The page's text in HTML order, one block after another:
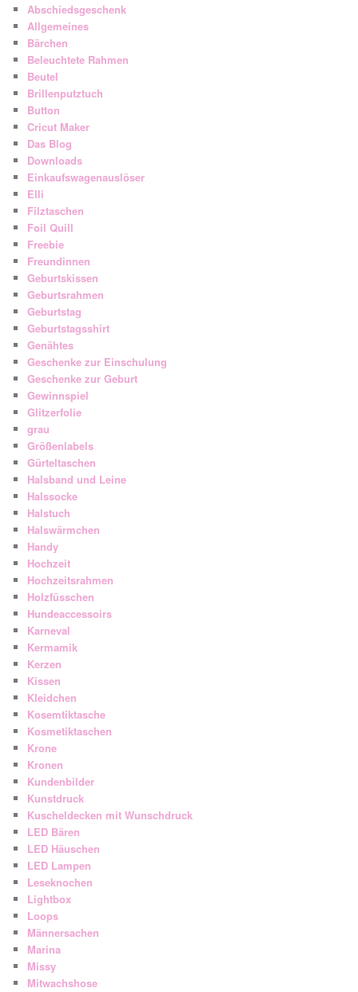
Abschiedsgeschenk
Allgemeines
Bärchen
Beleuchtete Rahmen
Beutel
Brillenputztuch
Button
Cricut Maker
Das Blog
Downloads
Einkaufswagenauslöser
Elli
Filztaschen
Foil Quill
Freebie
Freundinnen
Geburtskissen
Geburtsrahmen
Geburtstag
Geburtstagsshirt
Genähtes
Geschenke zur Einschulung
Geschenke zur Geburt
Gewinnspiel
Glitzerfolie
grau
Größenlabels
Gürteltaschen
Halsband und Leine
Halssocke
Halstuch
Halswärmchen
Handy
Hochzeit
Hochzeitsrahmen
Holzfüsschen
Hundeaccessoirs
Karneval
Kermamik
Kerzen
Kissen
Kleidchen
Kosemtiktasche
Kosmetiktaschen
Krone
Kronen
Kundenbilder
Kunstdruck
Kuscheldecken mit Wunschdruck
LED Bären
LED Häuschen
LED Lampen
Leseknochen
Lightbox
Loops
Männersachen
Marina
Missy
Mitwachshose